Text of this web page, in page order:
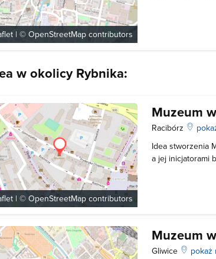
| ©OpenStreetMap contributors
w okolicy Rybnika:
| ©OpenStreetMapcontributors
Muzeum
Racibórz
Idea stworzenia
a jej inicjatorami
Muzeum
Gliwice pokaż